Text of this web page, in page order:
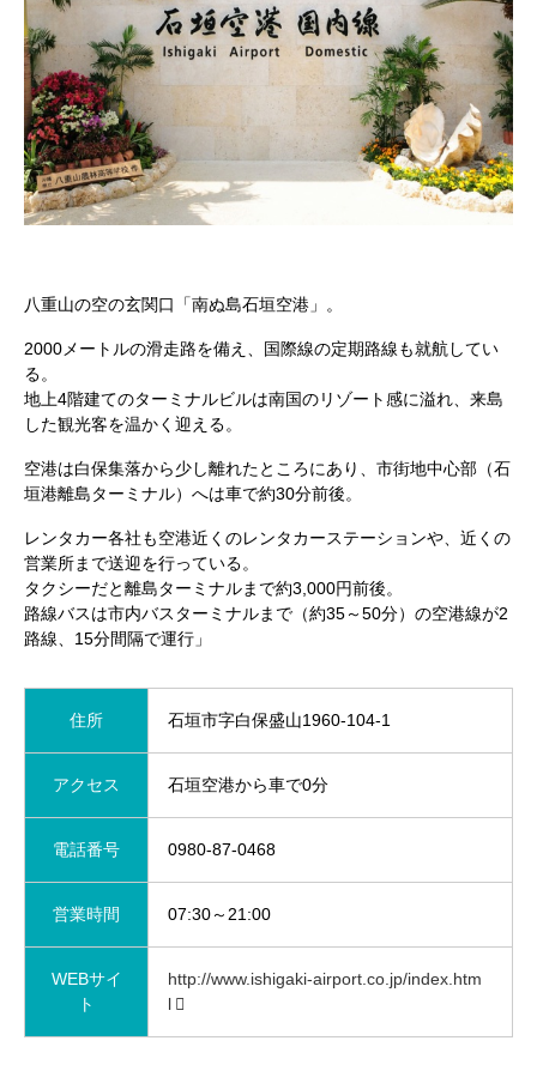
八重山の空の玄関口「南ぬ島石垣空港」。
2000メートルの滑走路を備え、国際線の定期路線も就航してい
る。
地上4階建てのターミナルビルは南国のリゾート感に溢れ、来島
した観光客を温かく迎える。
空港は白保集落から少し離れたところにあり、市街地中心部（石
垣港離島ターミナル）へは車で約30分前後。
レンタカー各社も空港近くのレンタカーステーションや、近くの
営業所まで送迎を行っている。
タクシーだと離島ターミナルまで約3,000円前後。
路線バスは市内バスターミナルまで（約35～50分）の空港線が2
路線、15分間隔で運行」
住所 石垣市字白保盛山1960-104-1
アクセス 石垣空港から車で0分
電話番号 0980-87-0468
営業時間 07:30～21:00
WEBサイ
ト
http://www.ishigaki-airport.co.jp/index.htm
l